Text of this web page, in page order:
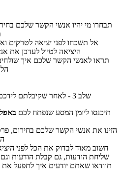
תבחרו מי יהיו אנשי הקשר שלכם
אל תשכחו לפני יציאה לטרקים
היציאה לטיול לעדכן את
תראו לאנשי הקשר שלכם איך
שלב 3 - לאחר שקיבלתם לידכם את המכשיר הלוויני
תיכנסו ליומן המסע שנפתח לכם
הזינו את אנשי הקשר שלכם בחירום,
חשוב מאוד לבדוק את הכל לפני
שליחת הודעות, גם קבלת הודעות
תוודאו שאתם יודעים איך לתפעל את